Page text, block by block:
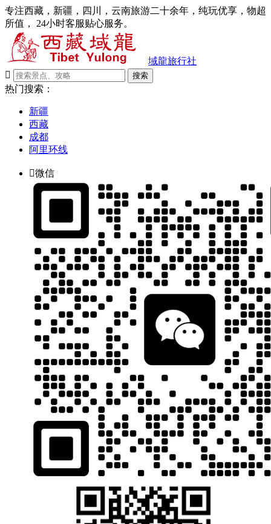
专注西藏，新疆，四川，云南旅游二十余年，纯玩优享，物超
所值， 24小时客服贴心服务。
域龍旅行社

搜索
热门搜索：
新疆
西藏
成都
阿里环线
微信